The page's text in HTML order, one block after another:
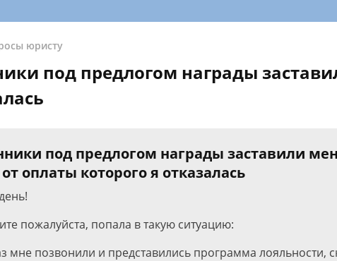
юристу
под предлогом награды
под предлогом награды заставили
оплаты которого я отказалась
пожалуйста, попала в такую ситуацию:
мне позвонили и представились программа лояльности,